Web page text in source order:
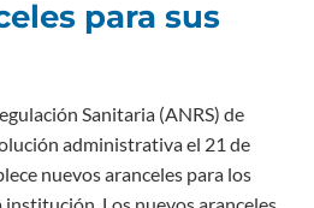
para sus
Sanitaria (ANRS) de
administrativa el 21 de
nuevos aranceles para los